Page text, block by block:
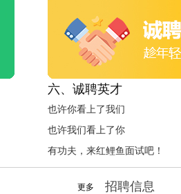
六、诚聘英才
也许你看上了我们
也许我们看上了你
有功夫，来红鲤鱼面试吧！
更多 招聘信息